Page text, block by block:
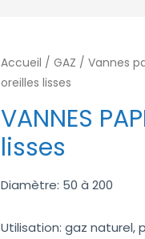
Accueil /GAZ /Vannes
oreilles lisses
VANNES
lisses
Diamètre: 50 à 200
Utilisation: gaz naturel,